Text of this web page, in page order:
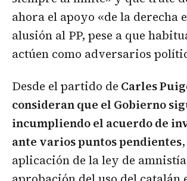
ahora el apoyo «de la derecha
alusión al PP, pese a que
actúen como adversarios
Desde el partido de Carles
consideran que el Gobierno
incumpliendo el acuerdo de
ante varios puntos pendientes
aplicación de la ley de